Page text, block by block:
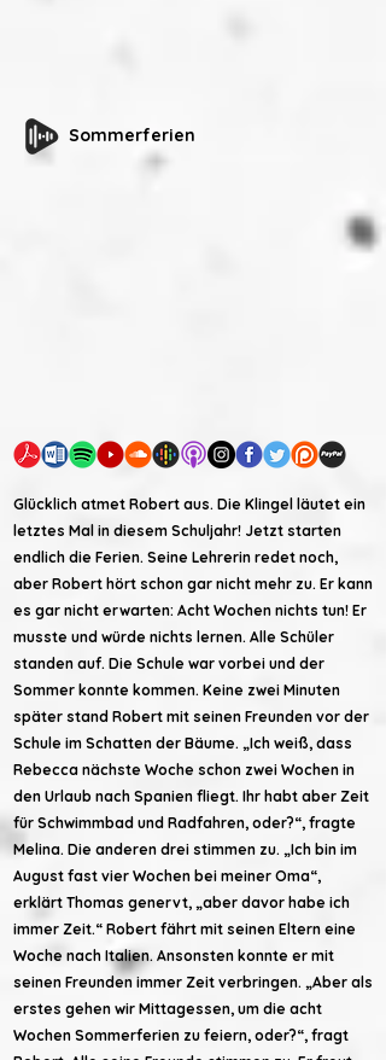
Sommerferien
Glücklich atmet Robert aus. Die Klingel läutet ein
letztes Mal in diesem Schuljahr! Jetzt starten
endlich die Ferien. Seine Lehrerin redet noch,
aber Robert hört schon gar nicht mehr zu. Er kann
es gar nicht erwarten: Acht Wochen nichts tun! Er
musste und würde nichts lernen. Alle Schüler
standen auf. Die Schule war vorbei und der
Sommer konnte kommen. Keine zwei Minuten
später stand Robert mit seinen Freunden vor der
Schule im Schatten der Bäume. „Ich weiß, dass
Rebecca nächste Woche schon zwei Wochen in
den Urlaub nach Spanien fliegt. Ihr habt aber Zeit
für Schwimmbad und Radfahren, oder?“, fragte
Melina. Die anderen drei stimmen zu. „Ich bin im
August fast vier Wochen bei meiner Oma“,
erklärt Thomas genervt, „aber davor habe ich
immer Zeit.“ Robert fährt mit seinen Eltern eine
Woche nach Italien. Ansonsten konnte er mit
seinen Freunden immer Zeit verbringen. „Aber als
erstes gehen wir Mittagessen, um die acht
Wochen Sommerferien zu feiern, oder?“, fragt